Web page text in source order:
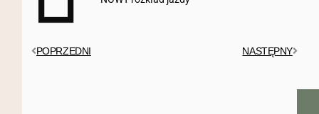
POPRZEDNI NASTĘPNY